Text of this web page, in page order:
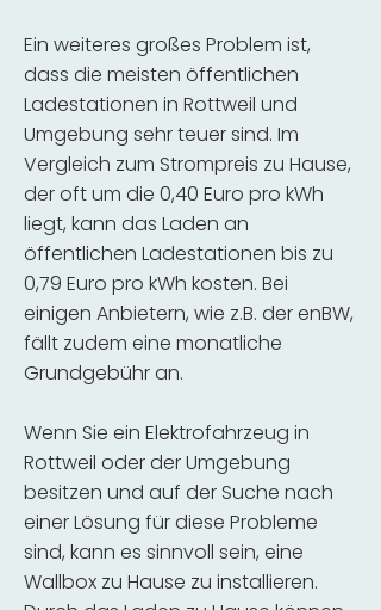
Ein weiteres großes Problem ist,
dass die meisten öffentlichen
Ladestationen in Rottweil und
Umgebung sehr teuer sind. Im
Vergleich zum Strompreis zu Hause,
der oft um die 0,40 Euro pro kWh
liegt, kann das Laden an
öffentlichen Ladestationen bis zu
0,79 Euro pro kWh kosten. Bei
einigen Anbietern, wie z.B. der enBW,
fällt zudem eine monatliche
Grundgebühr an.
Wenn Sie ein Elektrofahrzeug in
Rottweil oder der Umgebung
besitzen und auf der Suche nach
einer Lösung für diese Probleme
sind, kann es sinnvoll sein, eine
Wallbox zu Hause zu installieren.